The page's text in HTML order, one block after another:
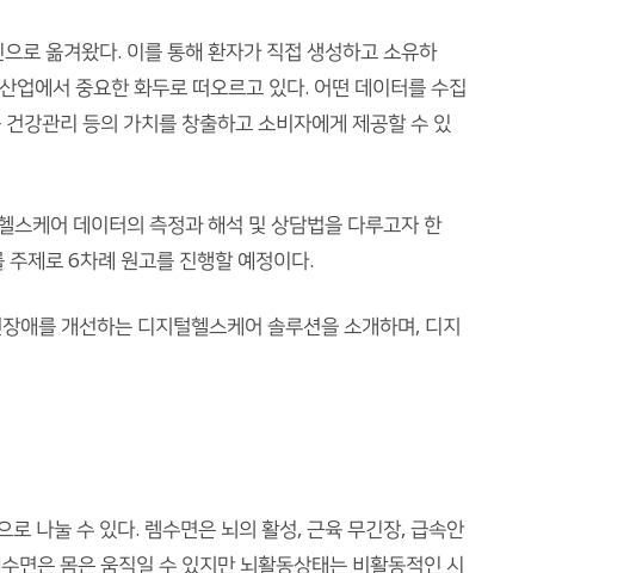
로 옮겨왔다. 이를 통해 환자가 직접 생성하고 소유하
서 중요한 화두로 떠오르고 있다. 어떤 데이터를 수집
강관리 등의 가치를 창출하고 소비자에게 제공할 수 있
케어 데이터의 측정과 해석 및 상담법을 다루고자 한
제로 6차례 원고를 진행할 예정이다.
애를 개선하는 디지털헬스케어 솔루션을 소개하며, 디지
나눌 수 있다. 렘수면은 뇌의 활성, 근육 무긴장, 급속안
면은 몸은 움직일 수 있지만 뇌활동상태는 비활동적인 시